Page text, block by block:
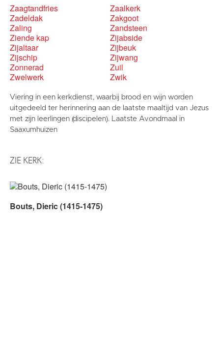
Zaagtandfries
Zaalkerk
Zadeldak
Zakgoot
Zaling
Zandsteen
Ziende kap
Zijabside
Zijaltaar
Zijbeuk
Zijschip
Zijwang
Zonnerad
Zuil
Zwelwerk
Zwik
Viering in een kerkdienst, waarbij brood en wijn worden
uitgedeeld ter herinnering aan de laatste maaltijd van Jezus
met zijn leerlingen (discipelen). Laatste Avondmaal in
Saaxumhuizen
ZIE KERK:
Bouts, Dieric (1415-1475)